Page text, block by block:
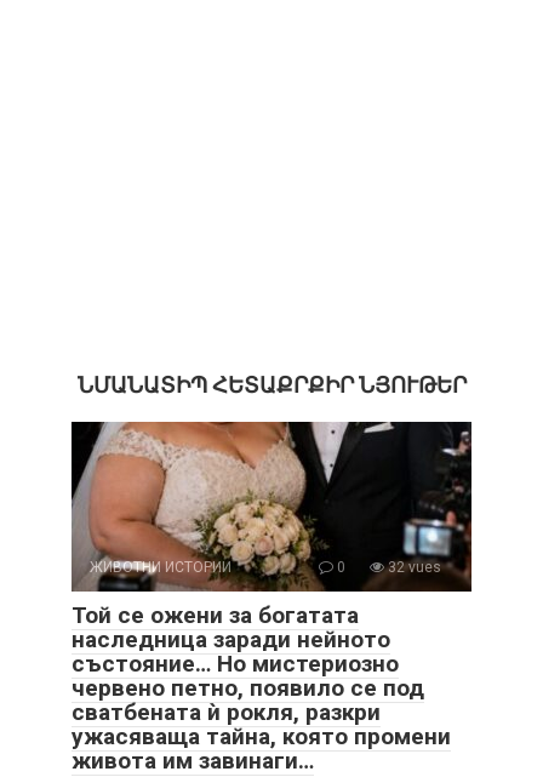
ՆՄԱՆԱՏԻՊ ՀԵՏԱՔՐՔԻՐ ՆՅՈՒԹԵՐ
ЖИВОТНИ ИСТОРИИ 0 32 vues
Той се ожени за богатата
наследница заради нейното
състояние… Но мистериозно
червено петно, появило се под
сватбената ѝ рокля, разкри
ужасяваща тайна, която промени
живота им завинаги…